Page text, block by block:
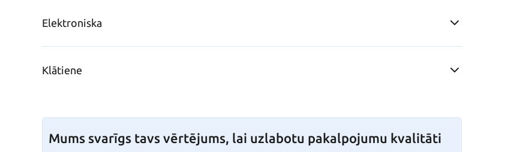
Elektroniska
Klātiene
Mums svarīgs tavs vērtējums, lai uzlabotu pakalpojumu kvalitāti